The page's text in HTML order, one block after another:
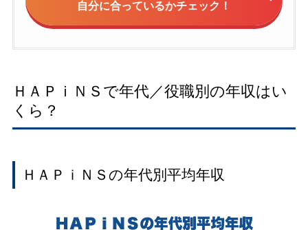
自分に合っているかチェック！
ＨＡＰｉＮＳで年代／役職別の年収はい
くら？
ＨＡＰｉＮＳの年代別平均年収